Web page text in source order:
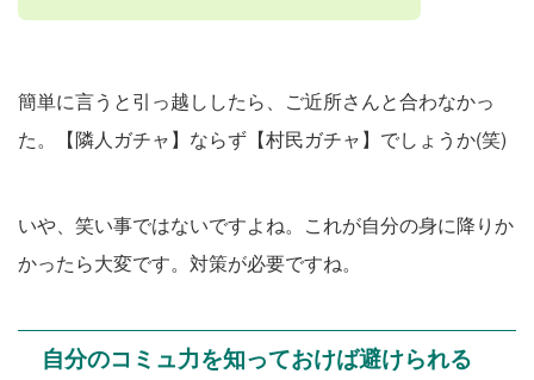
簡単に言うと引っ越ししたら、ご近所さんと合わなかっ
た。【隣人ガチャ】ならず【村民ガチャ】でしょうか(笑)
いや、笑い事ではないですよね。これが自分の身に降りか
かったら大変です。対策が必要ですね。
自分のコミュ力を知っておけば避けられる